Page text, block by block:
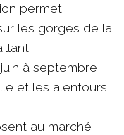
permet
les gorges de la
à septembre
et les alentours
au marché